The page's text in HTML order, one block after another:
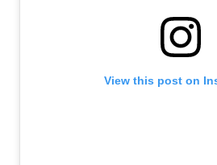
View this post on